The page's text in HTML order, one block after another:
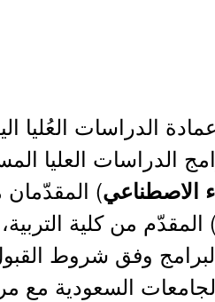
الدراسات العليا
الاصطناعي)
) المقدّم من كلية
وفق شروط
السعودية مع